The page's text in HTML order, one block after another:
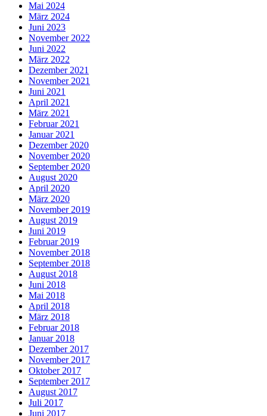
Mai 2024
März 2024
Juni 2023
November 2022
Juni 2022
März 2022
Dezember 2021
November 2021
Juni 2021
April 2021
März 2021
Februar 2021
Januar 2021
Dezember 2020
November 2020
September 2020
August 2020
April 2020
März 2020
November 2019
August 2019
Juni 2019
Februar 2019
November 2018
September 2018
August 2018
Juni 2018
Mai 2018
April 2018
März 2018
Februar 2018
Januar 2018
Dezember 2017
November 2017
Oktober 2017
September 2017
August 2017
Juli 2017
Juni 2017